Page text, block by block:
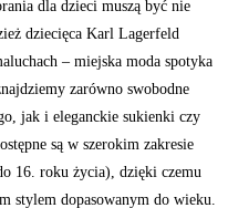
dla dzieci muszą być nie
dziecięca Karl Lagerfeld
– miejska moda spotyka
zarówno swobodne
jak i eleganckie sukienki czy
są w szerokim zakresie
16. roku życia), dzięki czemu
stylem dopasowanym do wieku.